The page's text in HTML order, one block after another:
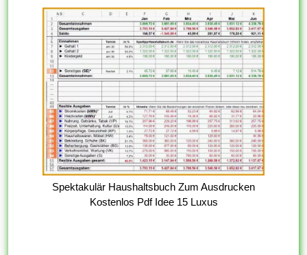
Spektakulär Haushaltsbuch Zum Ausdrucken
Kostenlos Pdf Idee 15 Luxus